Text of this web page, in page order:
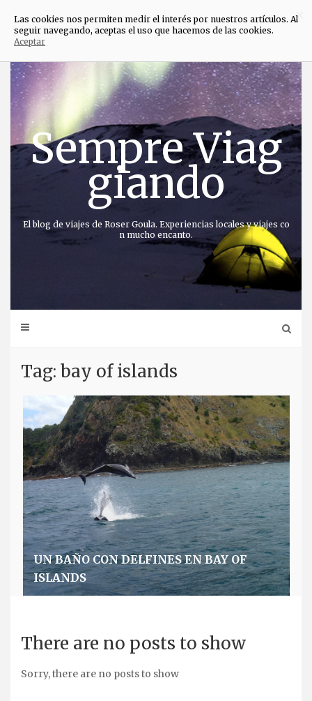
Saltar
contenido
Sempre Viag
giando
El blog de viajes de Roser Goula. Experiencias locales y viajes co
n mucho encanto.
Tag: bay of islands
UN BAÑO CON DELFINES EN BAY OF
ISLANDS
There are no posts to show
Sorry, there are no posts to show
×
Las cookies nos permiten medir el interés por nuestros artículos. Al
seguir navegando, aceptas el uso que hacemos de las cookies.
Aceptar